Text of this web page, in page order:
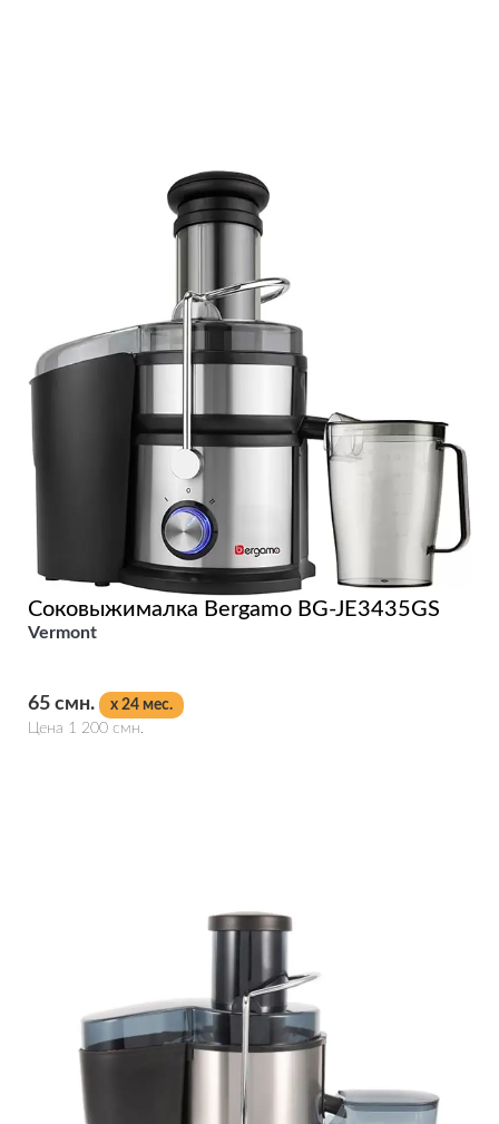
Соковыжималка Bergamo BG-JE3435GS
Vermont
65 смн.
x 24 мес.
Цена 1 200 смн.